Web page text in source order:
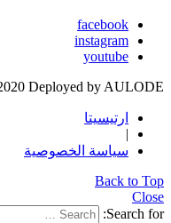
facebook
instagram
youtube
Deployed by AULODE
ارتيسيتا
|
سياسة الخصوصية
Back to Top
Close
Search for: